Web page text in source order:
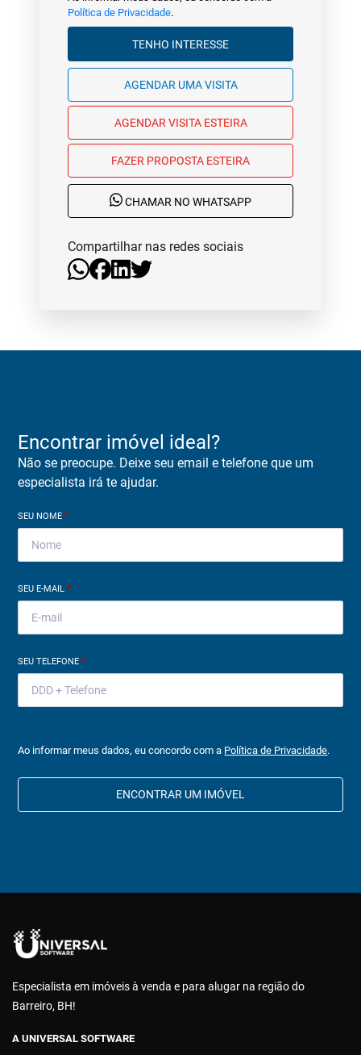
Política de Privacidade.
TENHO INTERESSE
AGENDAR UMA VISITA
AGENDAR VISITA ESTEIRA
FAZER PROPOSTA ESTEIRA
CHAMAR NO WHATSAPP
Compartilhar nas redes sociais
Encontrar imóvel ideal?
Não se preocupe. Deixe seu email e telefone que um
especialista irá te ajudar.
SEU NOME*
SEU E-MAIL*
SEU TELEFONE*
Ao informar meus dados, eu concordo com a Política de Privacidade.
ENCONTRAR UM IMÓVEL
Especialista em imóveis à venda e para alugar na região do
Barreiro, BH!
A UNIVERSAL SOFTWARE